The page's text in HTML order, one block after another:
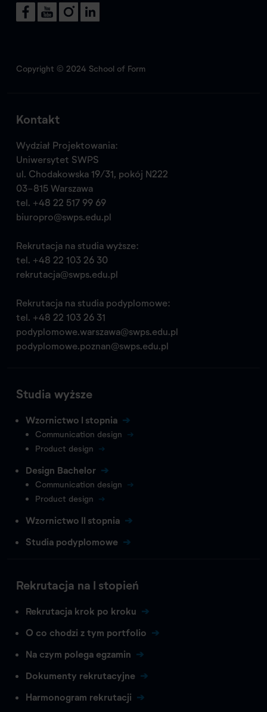
Copyright © 2024 School of Form
Kontakt
Wydział Projektowania:
Uniwersytet SWPS
ul. Chodakowska 19/31, pokój N222
03-815 Warszawa
tel. +48 22 517 99 69
biuropro@swps.edu.pl
Rekrutacja na studia wyższe:
tel. +48 22 103 26 30
rekrutacja@swps.edu.pl
Rekrutacja na studia podyplomowe:
tel. +48 22 103 26 31
podyplomowe.warszawa@swps.edu.pl
podyplomowe.poznan@swps.edu.pl
Studia wyższe
Wzornictwo I stopnia
Communication design
Product design
Design Bachelor
Communication design
Product design
Wzornictwo II stopnia
Studia podyplomowe
Rekrutacja na I stopień
Rekrutacja krok po kroku
O co chodzi z tym portfolio
Na czym polega egzamin
Dokumenty rekrutacyjne
Harmonogram rekrutacji